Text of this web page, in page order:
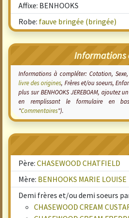
Affixe: BENHOOKS
Robe: fauve bringée (bringée)
Informations
Informations à compléter: Cotation,
livre des origines, Frères et/ou soeurs,
plus sur BENHOOKS JEREBOAM, ajoutez
en remplissant le formulaire en
"Commentaires").
Père: CHASEWOOD CHATFIELD
Mère: BENHOOKS MARIE LOUISE
Demi frères et/ou demi soeurs
CHASEWOOD CREAM